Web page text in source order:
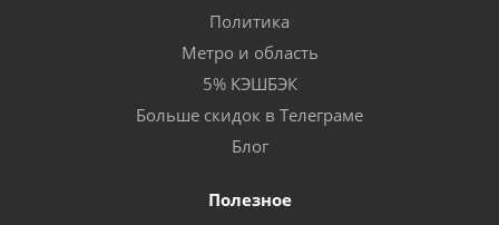
Политика
Метро и область
5% КЭШБЭК
Больше скидок в Телеграме
Блог
Полезное